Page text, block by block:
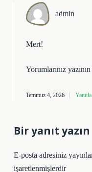
admin
Mert!
Yorumlarınız yazının
Temmuz 4, 2026 Yanıtla
Bir yanıt yazın
E-posta adresiniz
işaretlenmişlerdir